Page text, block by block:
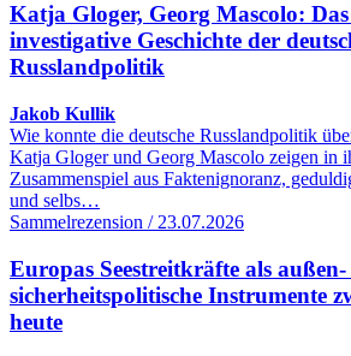
Katja Gloger, Georg Mascolo:
investigative Geschichte der
Russlandpolitik
Jakob Kullik
Wie konnte die deutsche Russlandpolitik
Katja Gloger und Georg Mascolo zeigen in
Zusammenspiel aus Faktenignoranz,
und selbs…
Sammelrezension / 23.07.2026
Europas Seestreitkräfte als
sicherheitspolitische Instrumente
heute